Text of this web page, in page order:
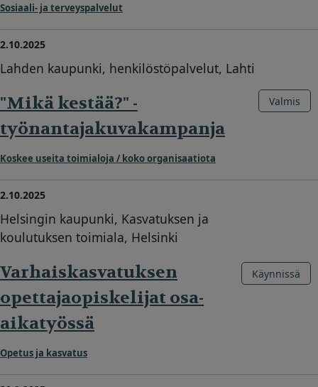
Sosiaali- ja terveyspalvelut
2.10.2025
Lahden kaupunki, henkilöstöpalvelut, Lahti
"Mikä kestää?" -
työnantajakuvakampanja
Koskee useita toimialoja / koko organisaatiota
Valmis
2.10.2025
Helsingin kaupunki, Kasvatuksen ja
koulutuksen toimiala, Helsinki
Varhaiskasvatuksen
opettajaopiskelijat osa-
aikatyössä
Opetus ja kasvatus
Käynnissä